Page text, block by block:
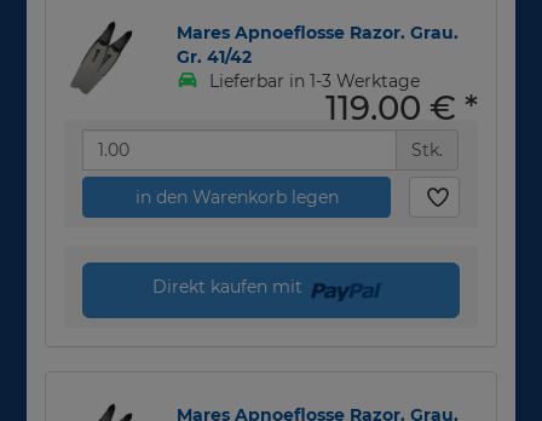
Mares Apnoeflosse Razor. Grau.
Gr. 41/42
Lieferbar in 1-3 Werktage
119,00 € *
Stk.
in den Warenkorb legen
Direkt kaufen mit
Mares Apnoeflosse Razor. Grau.